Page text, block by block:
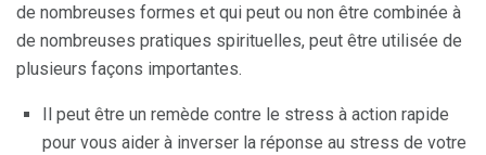
de nombreuses formes et qui peut ou non être combinée à
de nombreuses pratiques spirituelles, peut être utilisée de
plusieurs façons importantes.
Il peut être un remède contre le stress à action rapide
pour vous aider à inverser la réponse au stress de votre